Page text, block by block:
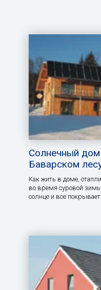
Солнечный
Баварском
Как жить в доме,
во время суровой
солнце и все